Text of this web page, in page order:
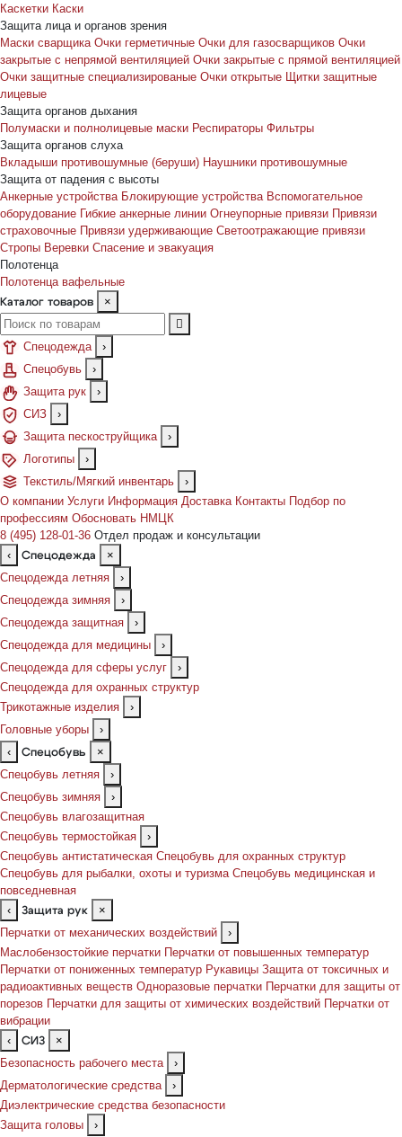
Каскетки Каски
Защита лица и органов зрения
Маски сварщика Очки герметичные Очки для газосварщиков Очки
закрытые с непрямой вентиляцией Очки закрытые с прямой вентиляцией
Очки защитные специализированые Очки открытые Щитки защитные
лицевые
Защита органов дыхания
Полумаски и полнолицевые маски Респираторы Фильтры
Защита органов слуха
Вкладыши противошумные (беруши) Наушники противошумные
Защита от падения с высоты
Анкерные устройства Блокирующие устройства Вспомогательное
оборудование Гибкие анкерные линии Огнеупорные привязи Привязи
страховочные Привязи удерживающие Светоотражающие привязи
Стропы Веревки Спасение и эвакуация
Полотенца
Полотенца вафельные
Каталог товаров ×
Спецодежда
›
Спецобувь
›
Защита рук
›
СИЗ
›
Защита пескоструйщика
›
Логотипы
›
Текстиль/Мягкий инвентарь
›
О компании Услуги Информация Доставка Контакты Подбор по
профессиям Обосновать НМЦК
8 (495) 128-01-36 Отдел продаж и консультации
‹
Спецодежда
×
Спецодежда летняя
›
Спецодежда зимняя
›
Спецодежда защитная
›
Спецодежда для медицины
›
Спецодежда для сферы услуг
›
Спецодежда для охранных структур
Трикотажные изделия
›
Головные уборы
›
‹
Спецобувь
×
Спецобувь летняя
›
Спецобувь зимняя
›
Спецобувь влагозащитная
Спецобувь термостойкая
›
Спецобувь антистатическая Спецобувь для охранных структур
Спецобувь для рыбалки, охоты и туризма Спецобувь медицинская и
повседневная
‹
Защита рук
×
Перчатки от механических воздействий
›
Маслобензостойкие перчатки Перчатки от повышенных температур
Перчатки от пониженных температур Рукавицы Защита от токсичных и
радиоактивных веществ Одноразовые перчатки Перчатки для защиты от
порезов Перчатки для защиты от химических воздействий Перчатки от
вибрации
‹
СИЗ
×
Безопасность рабочего места
›
Дерматологические средства
›
Диэлектрические средства безопасности
Защита головы
›